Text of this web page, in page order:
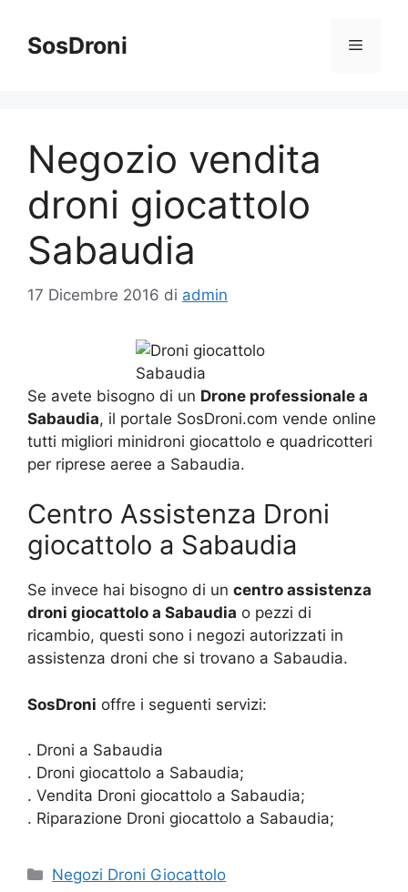
contenuto
SosDroni Menu
Negozio vendita
droni giocattolo
Sabaudia
17 Dicembre 2016 di admin
Se avete bisogno di un Drone professionale a
Sabaudia, il portale SosDroni.com vende online
tutti migliori minidroni giocattolo e quadricotteri
per riprese aeree a Sabaudia.
Centro Assistenza Droni
giocattolo a Sabaudia
Se invece hai bisogno di un centro assistenza
droni giocattolo a Sabaudia o pezzi di
ricambio, questi sono i negozi autorizzati in
assistenza droni che si trovano a Sabaudia.
SosDroni offre i seguenti servizi:
. Droni a Sabaudia
. Droni giocattolo a Sabaudia;
. Vendita Droni giocattolo a Sabaudia;
. Riparazione Droni giocattolo a Sabaudia;
Categorie
Negozi Droni Giocattolo